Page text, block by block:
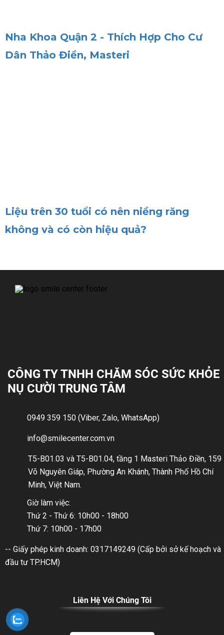
Nha Khoa Quận 2 - Thích Hợp Cho Cư
Dân Thảo Điền, Masteri
Liệu trên 30 tuổi có nên niềng răng
không và có còn hiệu quả?
CÔNG TY TNHH CHĂM SÓC SỨC KHỎE
NỤ CƯỜI TRUNG TÂM
0949 359 150 (Viber, Zalo, WhatsApp)
info@smilecenter.com.vn
T5-B01.03 và T5-B01.04, tầng 1 Masteri Thảo Điền, 159
Võ Nguyên Giáp, Phường An Khánh, Thành Phố Hồ Chí
Minh, Việt Nam.
Giờ làm việc:
Thứ 2 - Thứ 6: 10h00 - 18h00
Thứ 7: 10h00 - 17h00
-- Giấy phép kinh doanh: 0317149249 (Cấp bởi sở kế hoạch và
đầu tư TP.HCM)
Liên Hệ Với Chúng Tôi